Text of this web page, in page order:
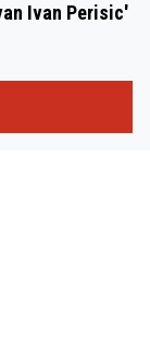
Ivan Perisic'